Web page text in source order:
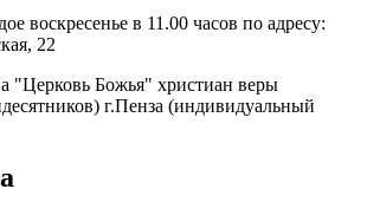
воскресенье в 11.00 часов по адресу:
22
"Церковь Божья" христиан веры
г.Пенза (индивидуальный